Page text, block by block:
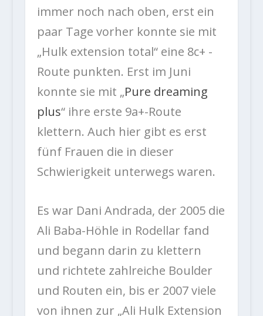
immer noch nach oben, erst ein
paar Tage vorher konnte sie mit
„Hulk extension total“ eine 8c+ -
Route punkten. Erst im Juni
konnte sie mit „Pure dreaming
plus“ ihre erste 9a+-Route
klettern. Auch hier gibt es erst
fünf Frauen die in dieser
Schwierigkeit unterwegs waren.
Es war Dani Andrada, der 2005 die
Ali Baba-Höhle in Rodellar fand
und begann darin zu klettern
und richtete zahlreiche Boulder
und Routen ein, bis er 2007 viele
von ihnen zur „Ali Hulk Extension